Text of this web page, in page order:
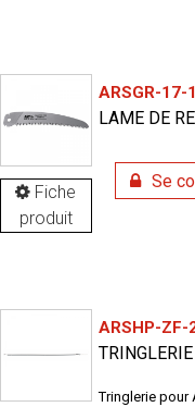
Fiche
produit
ARSGR-17-1
LAME DE
Se
ARSHP-ZF-
Tringlerie pour